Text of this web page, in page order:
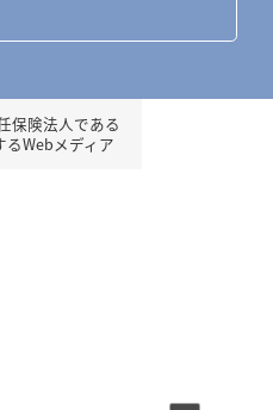
保険法人である
Webメディア